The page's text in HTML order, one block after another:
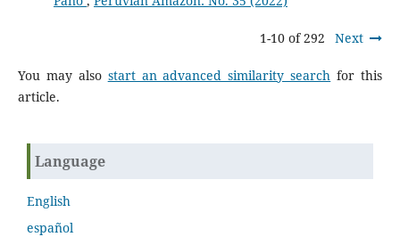
1-10 of 292 Next
You may also start an advanced similarity search for this
article.
Language
English
español